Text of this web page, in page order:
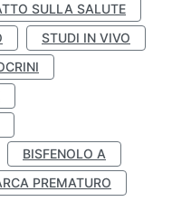
SULLA SALUTE
STUDI IN VIVO
BISFENOLO A
PREMATURO